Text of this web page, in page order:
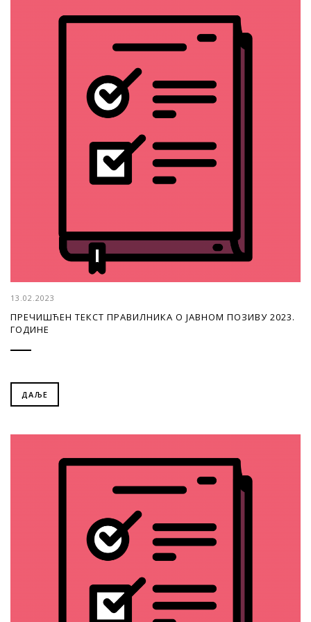
13.02.2023
ПРЕЧИШЋЕН ТЕКСТ ПРАВИЛНИКА О ЈАВНОМ ПОЗИВУ 2023.
ГОДИНЕ
ДАЉЕ